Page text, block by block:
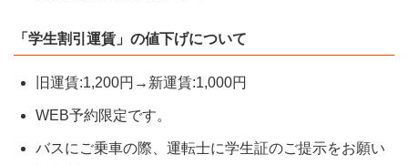
「学生割引運賃」の値下げについて
旧運賃:1,200円→新運賃:1,000円
WEB予約限定です。
バスにご乗車の際、運転士に学生証のご提示をお願い